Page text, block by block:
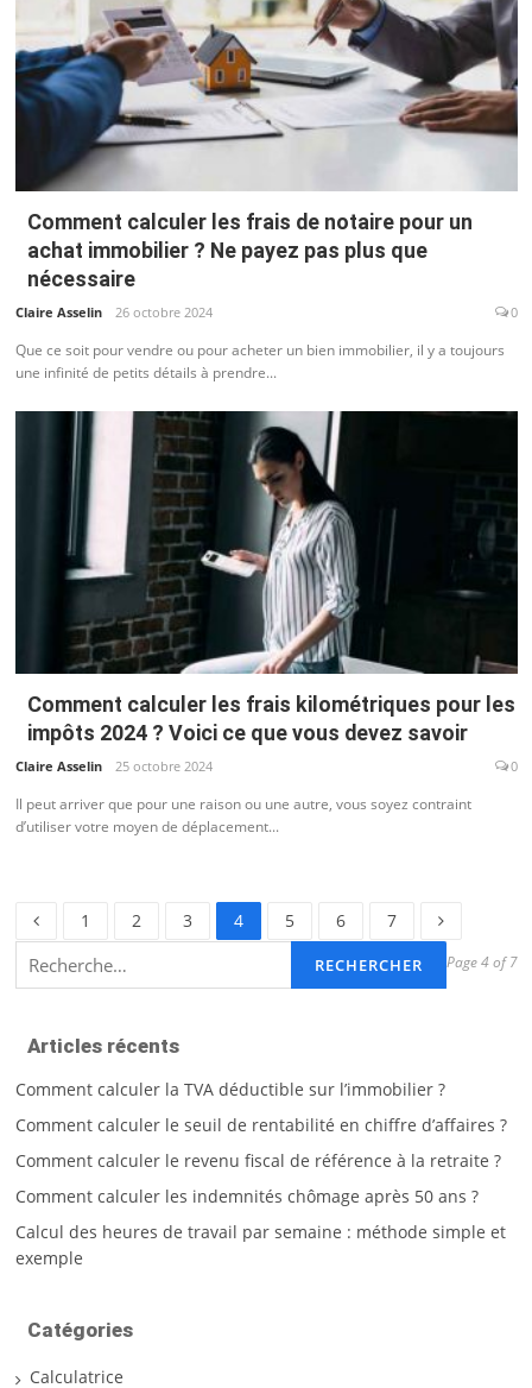
Comment calculer les frais de notaire pour un
achat immobilier ? Ne payez pas plus que
nécessaire
Claire Asselin 26 octobre 2024 0
Que ce soit pour vendre ou pour acheter un bien immobilier, il y a toujours
une infinité de petits détails à prendre...
Comment calculer les frais kilométriques pour les
impôts 2024 ? Voici ce que vous devez savoir
Claire Asselin 25 octobre 2024 0
Il peut arriver que pour une raison ou une autre, vous soyez contraint
d’utiliser votre moyen de déplacement...
Page
1 Page
2 Page
3 Page
4 Page
5 Page
6 Page
7
Page 4 of 7
Rechercher :
Articles récents
Comment calculer la TVA déductible sur l’immobilier ?
Comment calculer le seuil de rentabilité en chiffre d’affaires ?
Comment calculer le revenu fiscal de référence à la retraite ?
Comment calculer les indemnités chômage après 50 ans ?
Calcul des heures de travail par semaine : méthode simple et
exemple
Catégories
Calculatrice